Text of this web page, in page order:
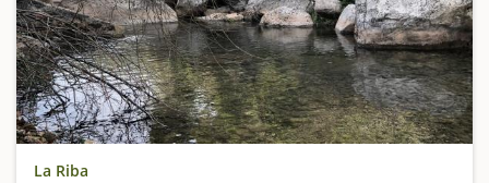
La Riba